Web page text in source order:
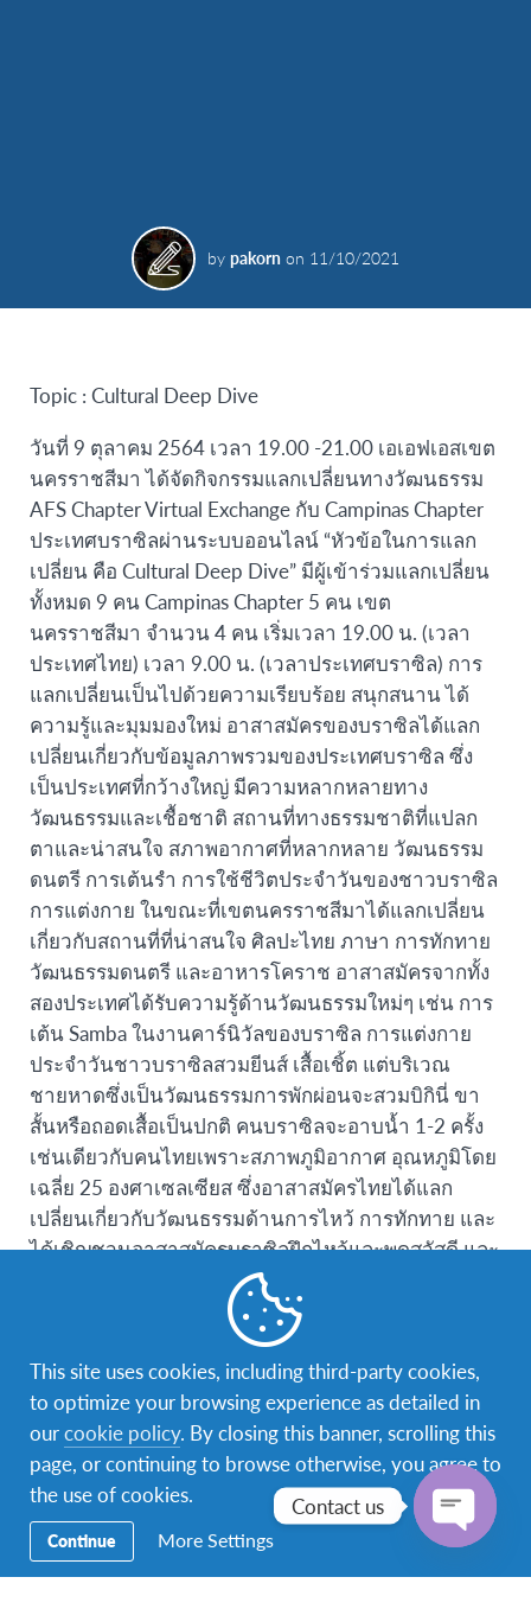
by pakorn on 11/10/2021
Topic : Cultural Deep Dive
วันที่ 9 ตุลาคม 2564 เวลา 19.00 -21.00 เอเอฟเอสเขต
นครราชสีมา ได้จัดกิจกรรมแลกเปลี่ยนทางวัฒนธรรม
AFS Chapter Virtual Exchange กับ Campinas Chapter
ประเทศบราซิลผ่านระบบออนไลน์ “หัวข้อในการแลก
เปลี่ยน คือ Cultural Deep Dive” มีผู้เข้าร่วมแลกเปลี่ยน
ทั้งหมด 9 คน Campinas Chapter 5 คน เขต
นครราชสีมา จำนวน 4 คน เริ่มเวลา 19.00 น. (เวลา
ประเทศไทย) เวลา 9.00 น. (เวลาประเทศบราซิล) การ
แลกเปลี่ยนเป็นไปด้วยความเรียบร้อย สนุกสนาน ได้
ความรู้และมุมมองใหม่ อาสาสมัครของบราซิลได้แลก
เปลี่ยนเกี่ยวกับข้อมูลภาพรวมของประเทศบราซิล ซึ่ง
เป็นประเทศที่กว้างใหญ่ มีความหลากหลายทาง
วัฒนธรรมและเชื้อชาติ สถานที่ทางธรรมชาติที่แปลก
ตาและน่าสนใจ สภาพอากาศที่หลากหลาย วัฒนธรรม
ดนตรี การเต้นรำ การใช้ชีวิตประจำวันของชาวบราซิล
การแต่งกาย ในขณะที่เขตนครราชสีมาได้แลกเปลี่ยน
เกี่ยวกับสถานที่ที่น่าสนใจ ศิลปะไทย ภาษา การทักทาย
วัฒนธรรมดนตรี และอาหารโคราช อาสาสมัครจากทั้ง
สองประเทศได้รับความรู้ด้านวัฒนธรรมใหม่ๆ เช่น การ
เต้น Samba ในงานคาร์นิวัลของบราซิล การแต่งกาย
ประจำวันชาวบราซิลสวมยีนส์ เสื้อเชิ้ต แต่บริเวณ
ชายหาดซึ่งเป็นวัฒนธรรมการพักผ่อนจะสวมบิกินี่ ขา
สั้นหรือถอดเสื้อเป็นปกติ คนบราซิลจะอาบน้ำ 1-2 ครั้ง
เช่นเดียวกับคนไทยเพราะสภาพภูมิอากาศ อุณหภูมิโดย
เฉลี่ย 25 องศาเซลเซียส ซึ่งอาสาสมัครไทยได้แลก
เปลี่ยนเกี่ยวกับวัฒนธรรมด้านการไหว้ การทักทาย และ
ได้เชิญชวนอาสาสมัครบราซิลฝึกไหว้และพูดสวัสดี และ
ซักถามเพิ่มเติมเกี่ยวกับอนุสาวรีย์ท้าวสุรนารี ชื่อเมือง
หลวงของไทย และช้างไทย
การประชุมแลกเปลี่ยนสิ้นสุดลงในเวลา 21.09 น. ขอ
ขอบคุณเอเอฟเอส ประเทศสำหรับโครงการที่ดีมากๆ มี
ประโยชน์ ได้แลกเปลี่ยนมุมมองที่น่าสนใจกับอาสา
สมัครจากประเทศอื่นๆ “Keep up the good project”
กัญจน์วราห์ รัตนะวัชร์
ผู้ประสานงานเอเอฟเอส เขตนครราชสีมา
Contact us
This site uses cookies, including third-party cookies,
to optimize your browsing experience as detailed in
ourcookie policy. By closing this banner, scrolling this
page, or continuing to browse otherwise, you agree to
the use of cookies.
Continue More Settings